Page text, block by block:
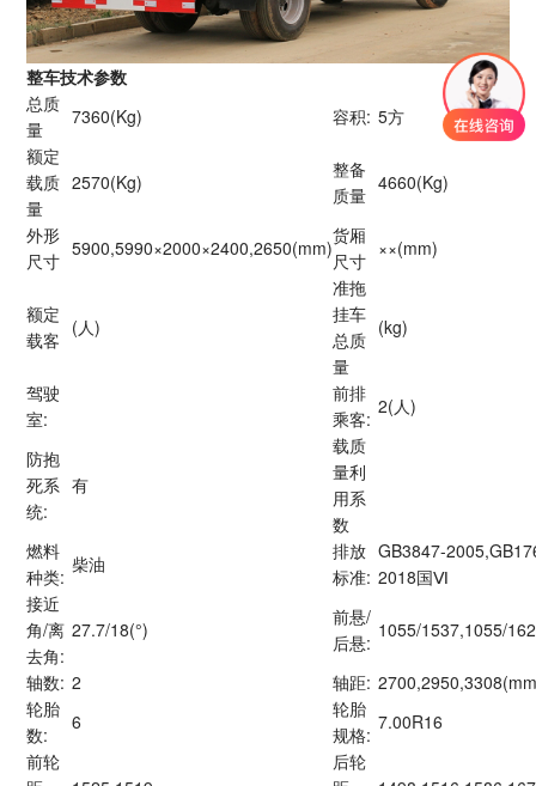
整车技术参数
总质
量
7360(Kg) 容积: 5方
额定
载质
量
2570(Kg)
整备
质量
4660(Kg)
外形
尺寸
5900,5990×2000×2400,2650(mm)
货厢
尺寸
××(mm)
额定
载客
(人)
准拖
挂车
总质
量
(kg)
驾驶
室:
前排
乘客:
2(人)
防抱
死系
统:
有
载质
量利
用系
数
燃料
种类:
柴油
排放
标准:
GB3847-
2018国Ⅵ
接近
角/离
去角:
27.7/18(°)
前悬/
后悬:
1055/1537,1055/
轴数: 2 轴距:
轮胎
数:
6
轮胎
规格:
7.00R16
前轮
后轮